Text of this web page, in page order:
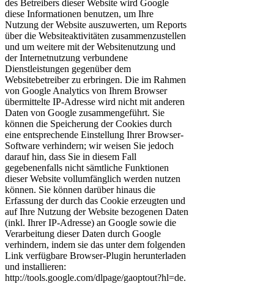
des Betreibers dieser Website wird Google
diese Informationen benutzen, um Ihre
Nutzung der Website auszuwerten, um Reports
über die Websiteaktivitäten zusammenzustellen
und um weitere mit der Websitenutzung und
der Internetnutzung verbundene
Dienstleistungen gegenüber dem
Websitebetreiber zu erbringen. Die im Rahmen
von Google Analytics von Ihrem Browser
übermittelte IP-Adresse wird nicht mit anderen
Daten von Google zusammengeführt. Sie
können die Speicherung der Cookies durch
eine entsprechende Einstellung Ihrer Browser-
Software verhindern; wir weisen Sie jedoch
darauf hin, dass Sie in diesem Fall
gegebenenfalls nicht sämtliche Funktionen
dieser Website vollumfänglich werden nutzen
können. Sie können darüber hinaus die
Erfassung der durch das Cookie erzeugten und
auf Ihre Nutzung der Website bezogenen Daten
(inkl. Ihrer IP-Adresse) an Google sowie die
Verarbeitung dieser Daten durch Google
verhindern, indem sie das unter dem folgenden
Link verfügbare Browser-Plugin herunterladen
und installieren:
http://tools.google.com/dlpage/gaoptout?hl=de.